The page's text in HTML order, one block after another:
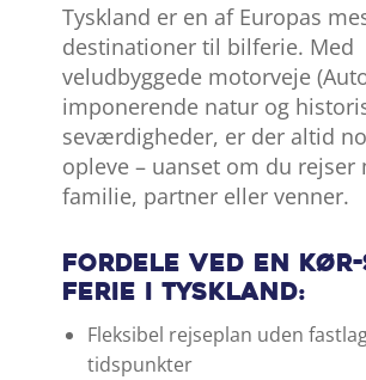
Tyskland er en af Europas
destinationer til bilferie. Med
veludbyggede motorveje
imponerende natur og
seværdigheder, er der altid
opleve – uanset om du rejser
familie, partner eller venner.
Fordele ved en
ferie i Tyskland:
Fleksibel rejseplan uden
tidspunkter